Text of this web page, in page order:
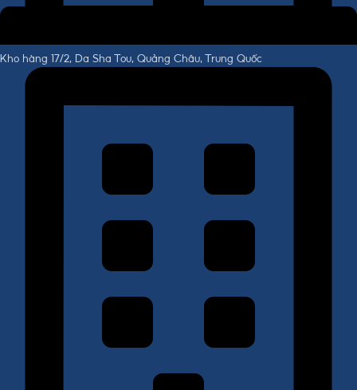
Kho hàng 17/2, Da Sha Tou, Quảng Châu, Trung Quốc